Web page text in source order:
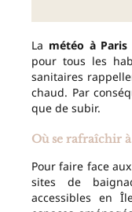
La météo à Paris
pour tous les
sanitaires
chaud. Par
que de subir.
Où se rafraîchir
Pour faire face
sites de
accessibles en